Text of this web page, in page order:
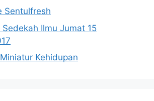
Sentulfresh
Ilmu Jumat 15
Kehidupan